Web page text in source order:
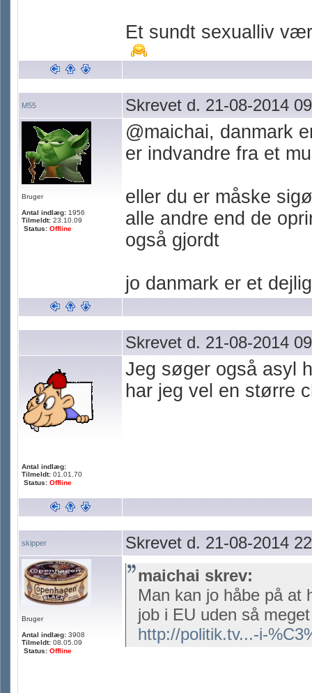
Et sundt sexualliv
M55 Skrevet d. 21-08-2014
Bruger
Antal indlæg: 1956
Tilmeldt: 23.10.09
Status: Offline
@maichai, danmark
er indvandre fra et
eller du er måske
alle andre end de
også gjordt
jo danmark er et
Skrevet d. 21-08-2014
Antal indlæg:
Tilmeldt: 01.01.70
Status: Offline
Jeg søger også asyl
har jeg vel en større
skipper Skrevet d. 21-08-2014
Bruger
Antal indlæg: 3908
Tilmeldt: 08.05.09
Status: Offline
maichai skrev:
Man kan jo håbe på at
job i EU uden så
http://politik.tv...-i-